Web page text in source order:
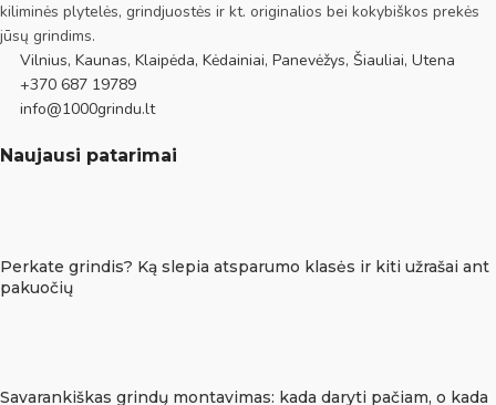
kiliminės plytelės, grindjuostės ir kt. originalios bei kokybiškos prekės
jūsų grindims.
Vilnius, Kaunas, Klaipėda, Kėdainiai, Panevėžys, Šiauliai, Utena
+370 687 19789
info@1000grindu.lt
Naujausi patarimai
Perkate grindis? Ką slepia atsparumo klasės ir kiti užrašai ant
pakuočių
Savarankiškas grindų montavimas: kada daryti pačiam, o kada